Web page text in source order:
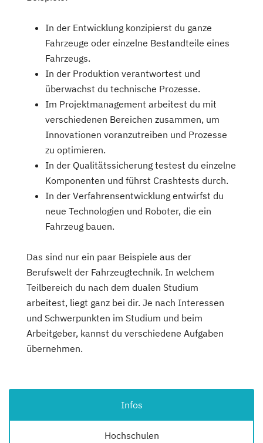
In der Entwicklung konzipierst du ganze
Fahrzeuge oder einzelne Bestandteile eines
Fahrzeugs.
In der Produktion verantwortest und
überwachst du technische Prozesse.
Im Projektmanagement arbeitest du mit
verschiedenen Bereichen zusammen, um
Innovationen voranzutreiben und Prozesse
zu optimieren.
In der Qualitätssicherung testest du einzelne
Komponenten und führst Crashtests durch.
In der Verfahrensentwicklung entwirfst du
neue Technologien und Roboter, die ein
Fahrzeug bauen.
Das sind nur ein paar Beispiele aus der
Berufswelt der Fahrzeugtechnik. In welchem
Teilbereich du nach dem dualen Studium
arbeitest, liegt ganz bei dir. Je nach Interessen
und Schwerpunkten im Studium und beim
Arbeitgeber, kannst du verschiedene Aufgaben
übernehmen.
Infos
Hochschulen